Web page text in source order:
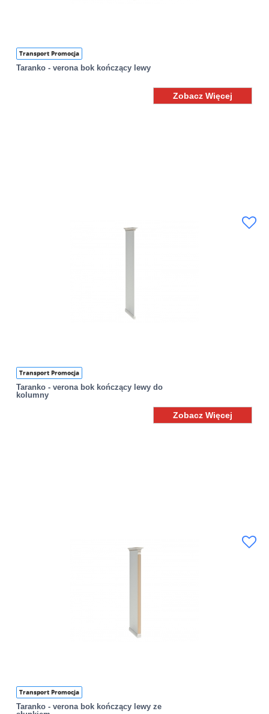
Transport Promocja
Taranko - verona bok kończący lewy
Zobacz Więcej
Transport Promocja
Taranko - verona bok kończący lewy do
kolumny
Zobacz Więcej
Transport Promocja
Taranko - verona bok kończący lewy ze